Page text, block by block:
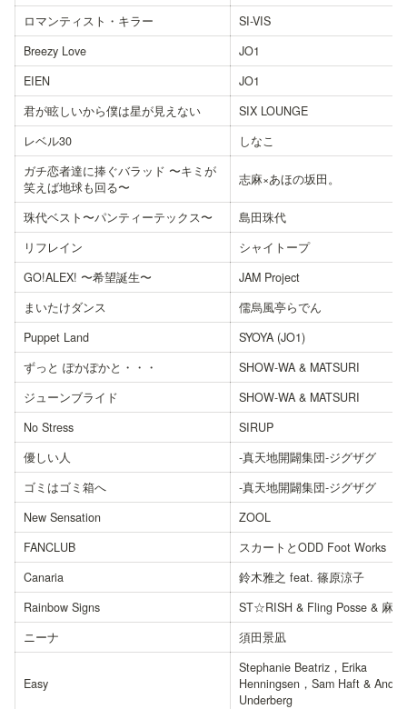
ロマンティスト・キラー
SI-VIS
Breezy Love
JO1
EIEN
JO1
君が眩しいから僕は星が見えない
SIX LOUNGE
レベル30
しなこ
ガチ恋者達に捧ぐバラッド 〜キミが
笑えば地球も回る〜
志麻×あほの坂田。
珠代ベスト〜パンティーテックス〜
島田珠代
リフレイン
シャイトープ
GO!ALEX! 〜希望誕生〜
JAM Project
まいたけダンス
儒烏風亭らでん
Puppet Land
SYOYA (JO1)
ずっと ぽかぽかと・・・
SHOW-WA & MATSURI
ジューンブライド
SHOW-WA & MATSURI
No Stress
SIRUP
優しい人
-真天地開闢集団-ジグザグ
ゴミはゴミ箱へ
-真天地開闢集団-ジグザグ
New Sensation
ZOOL
FANCLUB
スカートとODD Foot Works
Canaria
鈴木雅之 feat. 篠原涼子
Rainbow Signs
ST☆RISH & Fling Posse & 麻
ニーナ
須田景凪
Easy
Stephanie Beatriz，Erika
Henningsen，Sam Haft &
Underberg